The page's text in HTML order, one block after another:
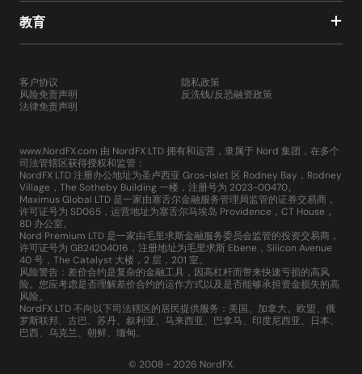
教育
客户协议
风险免责声明
法律免责声明
隐私政策
反洗钱/反恐融资政策
www.NordFX.com 由 NordFX LTD 拥有和运营，隶属于 Nord 集团，在多个
司法管辖区获得授权和监管：
NordFX LTD 注册办公地址为圣卢西亚 Gros-Islet 区 Rodney Bay，Rodney
Village，The Sotheby Building 一楼，注册号为 2023-00470。
Maximus Global LTD 是一家由塞舌尔金融服务管理局监管的证券交易商，
许可证号为 SD065，运营地址为塞舌尔马埃岛 Providence，CT House，
8D 办公室。
Nord Premium LTD 是一家由毛里求斯金融服务委员会监管的投资交易商，
许可证号为 GB24204016，注册地址为毛里求斯 Ebene，Silicon Avenue
40 号，The Catalyst 大楼，2 层，201 室。
风险警告：差价合约是复杂的金融工具，因高杠杆而带来快速亏损的高风
险。您应考虑是否理解差价合约的运作方式以及是否能够承担资金损失的高
风险。
NordFX LTD 不向以下司法辖区的居民提供服务：美国、加拿大、欧盟、俄
罗斯联邦、古巴、苏丹、叙利亚、马来西亚、巴拿马、印度尼西亚、日本、
巴西、乌克兰、朝鲜、缅甸。
© 2008 - 2026 NordFX.